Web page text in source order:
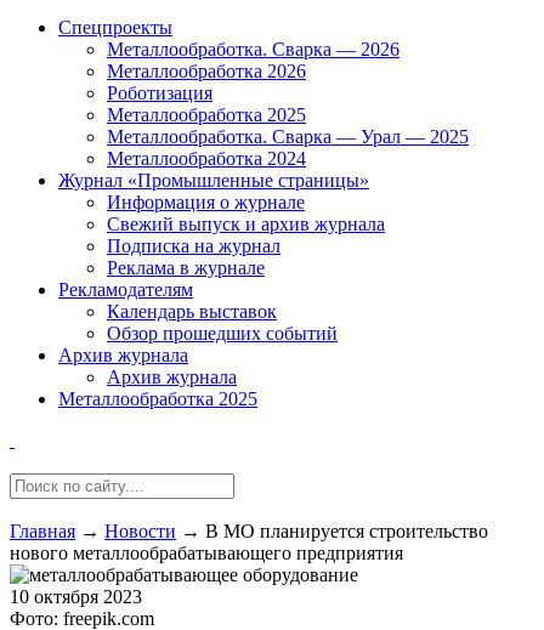
Спецпроекты
Металлообработка. Сварка — 2026
Металлообработка 2026
Роботизация
Металлообработка 2025
Металлообработка. Сварка — Урал — 2025
Металлообработка 2024
Журнал «Промышленные страницы»
Информация о журнале
Свежий выпуск и архив журнала
Подписка на журнал
Реклама в журнале
Рекламодателям
Календарь выставок
Обзор прошедших событий
Архив журнала
Архив журнала
Металлообработка 2025
Главная → Новости → В МО планируется строительство
нового металлообрабатывающего предприятия
10 октября 2023
Фото: freepik.com